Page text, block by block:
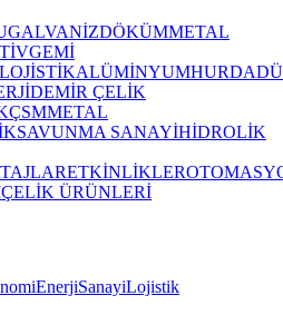
GALVANİZDÖKÜMMETAL
GEMİ
LOJİSTİKALÜMİNYUMHURDA
DEMİR ÇELİK
ÇSMMETAL
SAVUNMA SANAYİHİDROLİK
ETKİNLİKLER
ÇELİK ÜRÜNLERİ
EnerjiSanayiLojistik